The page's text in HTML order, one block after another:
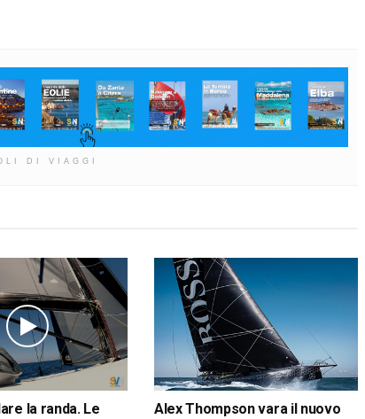
DI VIAGGI
la randa. Le
Alex Thompson vara il nuovo